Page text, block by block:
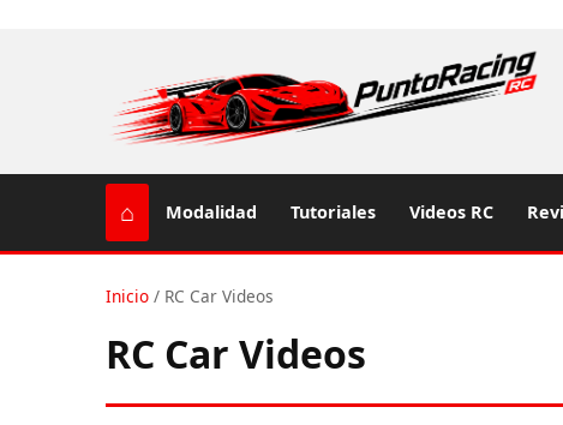
⌂ Modalidad Tutoriales Videos RC
Inicio / RC Car Videos
RC Car Videos